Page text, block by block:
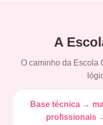
A
O caminho da Escola
Base técnica →
profissionais